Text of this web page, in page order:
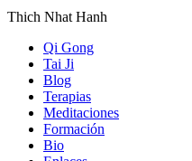
Thich Nhat Hanh
Qi Gong
Tai Ji
Blog
Terapias
Meditaciones
Formación
Bio